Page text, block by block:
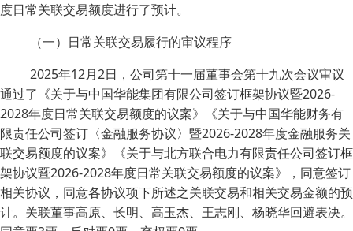
度日常关联交易额度进行了预计。
（一）日常关联交易履行的审议程序
2025年12月2日，公司第十一届董事会第十九次会议审议
通过了《关于与中国华能集团有限公司签订框架协议暨2026-
2028年度日常关联交易额度的议案》《关于与中国华能财务有
限责任公司签订〈金融服务协议〉暨2026-2028年度金融服务关
联交易额度的议案》《关于与北方联合电力有限责任公司签订框
架协议暨2026-2028年度日常关联交易额度的议案》，同意签订
相关协议，同意各协议项下所述之关联交易和相关交易金额的预
计。关联董事高原、长明、高玉杰、王志刚、杨晓华回避表决。